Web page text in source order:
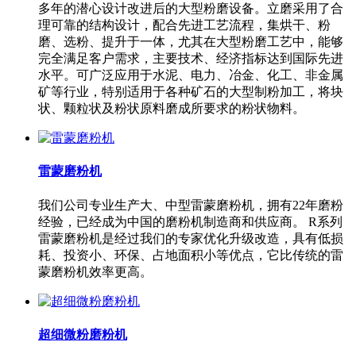
多年的潜心设计改进后的大型粉磨设备。立磨采用了合
理可靠的结构设计，配合先进工艺流程，集烘干、粉
磨、选粉、提升于一体，尤其在大型粉磨工艺中，能够
完全满足客户需求，主要技术、经济指标达到国际先进
水平。可广泛应用于水泥、电力、冶金、化工、非金属
矿等行业，特别适用于各种矿石的大型制粉加工，将块
状、颗粒状及粉状原料磨成所要求的粉状物料。
雷蒙磨粉机
我们公司专业生产大、中型雷蒙磨粉机，拥有22年磨粉
经验，已经成为中国的磨粉机制造商和供应商。 R系列
雷蒙磨粉机是经过我们的专家优化升级改造，具有低损
耗、投资小、环保、占地面积小等优点，它比传统的雷
蒙磨粉机效率更高。
超细微粉磨粉机